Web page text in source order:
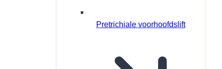
Pretrichiale voorhoofdslift